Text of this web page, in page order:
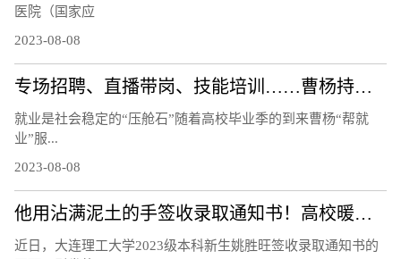
医院（国家应
2023-08-08
专场招聘、直播带岗、技能培训……曹杨持续打造“15分钟就业服务示范圈”！
就业是社会稳定的“压舱石”随着高校毕业季的到来曹杨“帮就
业”服...
2023-08-08
他用沾满泥土的手签收录取通知书！高校暖心回应
近日，大连理工大学2023级本科新生姚胜旺签收录取通知书的